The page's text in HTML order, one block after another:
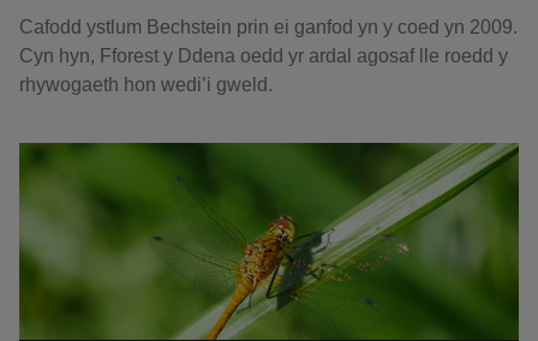
Cafodd ystlum Bechstein prin ei ganfod yn y coed yn 2009.
Cyn hyn, Fforest y Ddena oedd yr ardal agosaf lle roedd y
rhywogaeth hon wedi’i gweld.